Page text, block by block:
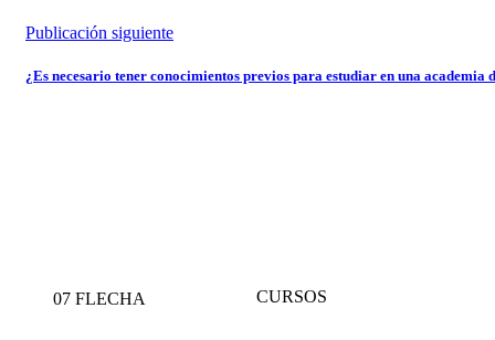
Publicación siguiente
¿Es necesario tener conocimientos previos para estudiar en una academia
07 FLECHA CURSOS